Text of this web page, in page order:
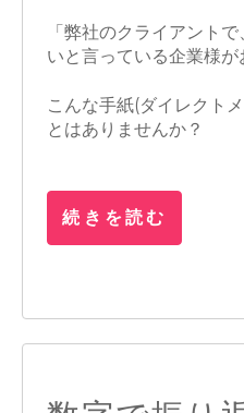
「弊社のクライアント
いと言っている企業様が
こんな手紙(ダイレクト
とはありませんか？
続きを読む